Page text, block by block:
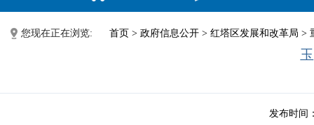
您现在正在浏览: 首页 > 政府信息公开 > 红塔区发展和改革局 >
发布时间